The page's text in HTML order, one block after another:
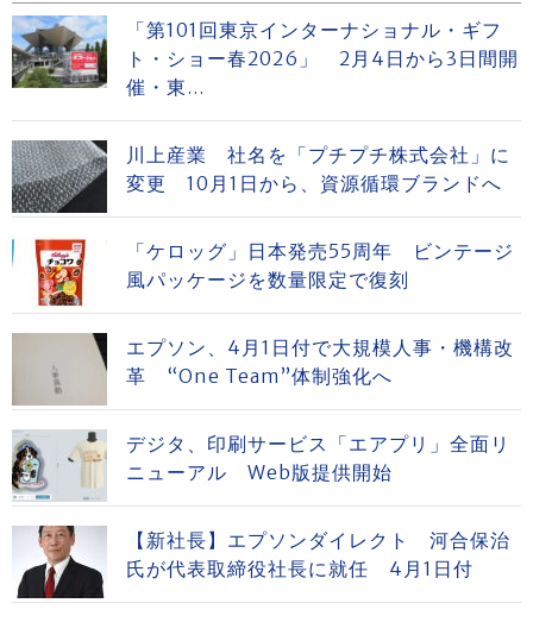
「第101回東京インターナショナル・ギフ
ト・ショー春2026」 2月4日から3日間開
催・東...
川上産業 社名を「プチプチ株式会社」に
変更 10月1日から、資源循環ブランドへ
「ケロッグ」日本発売55周年 ビンテージ
風パッケージを数量限定で復刻
エプソン、4月1日付で大規模人事・機構改
革 “One Team”体制強化へ
デジタ、印刷サービス「エアプリ」全面リ
ニューアル Web版提供開始
【新社長】エプソンダイレクト 河合保治
氏が代表取締役社長に就任 4月1日付